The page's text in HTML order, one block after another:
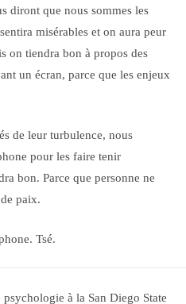
diront que nous sommes les
misérables et on aura peur
on tiendra bon à propos des
un écran, parce que les enjeux
de leur turbulence, nous
pour les faire tenir
bon. Parce que personne ne
paix.
Tsé.
à la San Diego State